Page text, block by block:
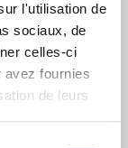
l'utilisation de
sociaux, de
celles-ci
avez fournies
de leurs